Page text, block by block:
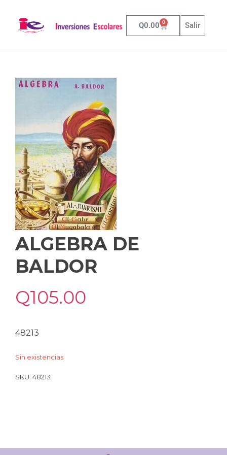
Q0.00 0 Salir
ALGEBRA DE
BALDOR
Q105.00
48213
Sin existencias
SKU: 48213